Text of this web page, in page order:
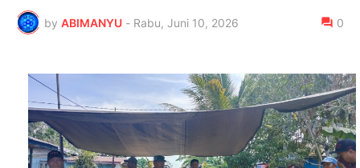
by ABIMANYU - Rabu, Juni 10, 2026 0